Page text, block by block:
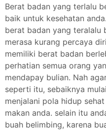
Berat badan yang terlalu
baik untuk kesehatan
berat badan yang teralalu
merasa kurang percaya
memiliki berat badan
perhatian semua orang
mendapay bulian. Nah
seperti itu, sebaiknya
menjalani pola hidup
makan anda. selain itu
buah belimbing, karena